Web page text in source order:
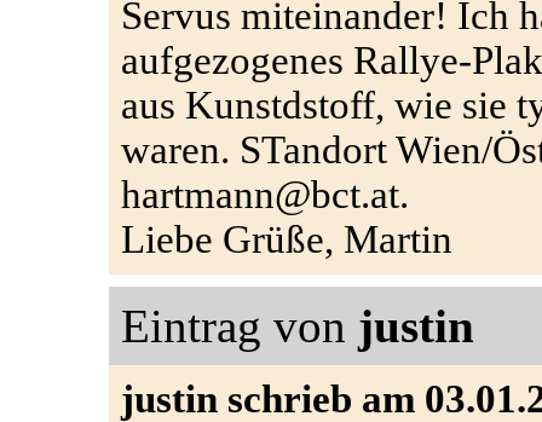
Servus miteinander! Ich
aufgezogenes Rallye-
aus Kunstdstoff, wie sie
waren. STandort Wien/
hartmann@bct.at.
Liebe Grüße, Martin
Eintrag von justin
justin schrieb am